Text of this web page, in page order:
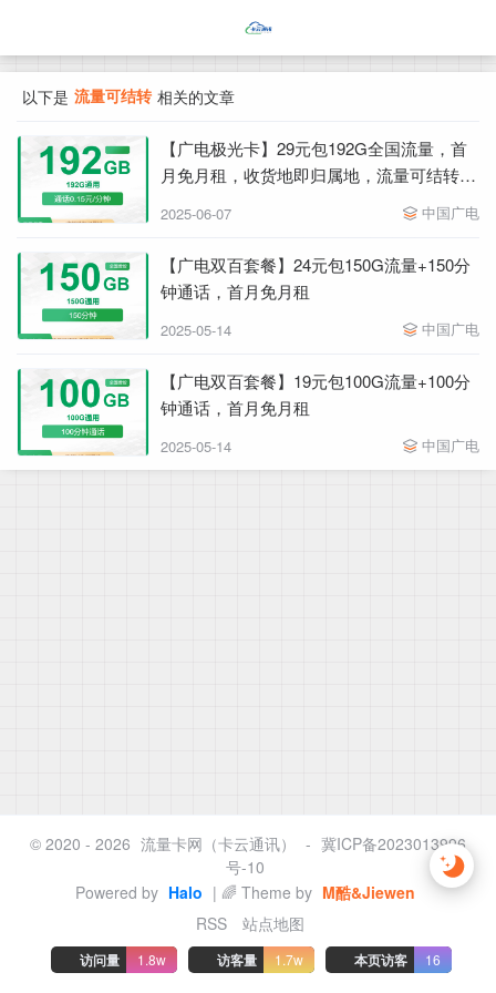
以下是 流量可结转 相关的文章
【广电极光卡】29元包192G全国流量，首
月免月租，收货地即归属地，流量可结转，
2025-06-07 中国广电
【广电双百套餐】24元包150G流量+150分
钟通话，首月免月租
2025-05-14 中国广电
【广电双百套餐】19元包100G流量+100分
钟通话，首月免月租
2025-05-14 中国广电
© 2020 - 2026 流量卡网（卡云通讯） - 冀ICP备2023013996
号-10
Powered by Halo | 🌈 Theme by M酷&Jiewen
RSS
站点地图
访问量 1.8w 访客量 1.7w 本页访客 16